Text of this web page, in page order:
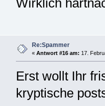
Re:Spammer
« Antwort #16 am: 17.
Erst wollt Ihr
kryptische